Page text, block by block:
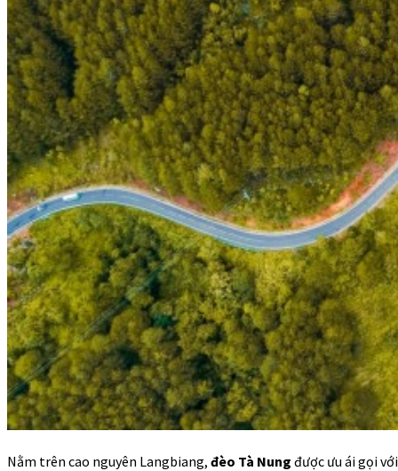
Nằm trên cao nguyên Langbiang, đèo Tà Nung được ưu ái gọi